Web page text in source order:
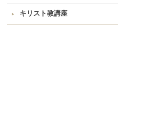
キリスト教講座